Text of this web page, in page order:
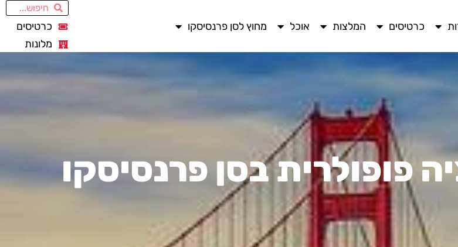
כרטיסים המלצות אוכל מחוץ לסן פרנסיסקו
כרטיסים
מלונות
פופולרית בסן פרנסיסקו